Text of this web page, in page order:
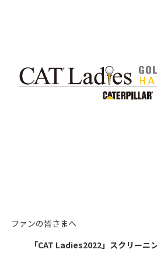
ファンの皆さまへ
「CAT Ladies2022」スクリーニ